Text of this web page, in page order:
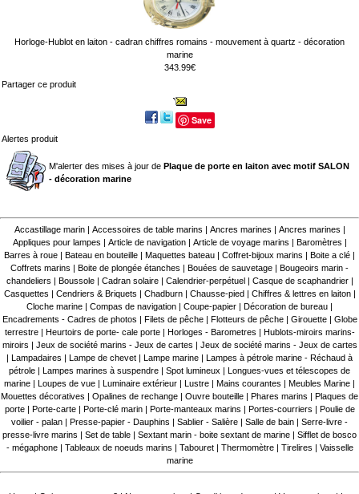
Horloge-Hublot en laiton - cadran chiffres romains - mouvement à quartz - décoration
marine
343.99€
Partager ce produit
Save
Alertes produit
M'alerter des mises à jour de Plaque de porte en laiton avec motif SALON
- décoration marine
Accastillage marin| Accessoires de table marins Ancres marines Ancres marines
Appliques pour lampes
Article de navigation| Article de voyage marins Baromètres
Barres à roue
Bateau en bouteille Maquettes bateau Coffret-bijoux marins Boite a clé
Coffrets marins
Boite de plongée étanches Bouées de sauvetage
Bougeoirs marin -
chandeliers
Boussole| Cadran solaire| Calendrier-perpétuel Casque de scaphandrier|
Casquettes
Cendriers & Briquets Chadburn| Chausse-pied Chiffres & lettres en laiton|
Cloche marine
Compas de navigation Coupe-papier Décoration de bureau
Encadrements - Cadres de photos
Filets de pêche| Flotteurs de pêche| Girouette| Globe
terrestre| Heurtoirs de porte- cale porte| Horloges - Barometres
Hublots-miroirs marins-
miroirs
Jeux de société marins - Jeux de cartes
Jeux de société marins - Jeux de cartes
Lampadaires Lampe de chevet Lampe marine
Lampes à pétrole marine - Réchaud à
pétrole
Lampes marines à suspendre Spot lumineux
Longues-vues et télescopes de
marine
Loupes de vue Luminaire extérieur Lustre Mains courantes Meubles Marine
Mouettes décoratives
Opalines de rechange Ouvre bouteille Phares marins
Plaques de
porte| Porte-carte| Porte-clé marin Porte-manteaux marins Portes-courriers
Poulie de
voilier - palan
Presse-papier - Dauphins Sablier - Salière Salle de bain
Serre-livre -
presse-livre marins
Set de table Sextant marin - boite sextant de marine
Sifflet de bosco
- mégaphone| Tableaux de noeuds marins Tabouret| Thermomètre| Tirelires
Vaisselle
marine